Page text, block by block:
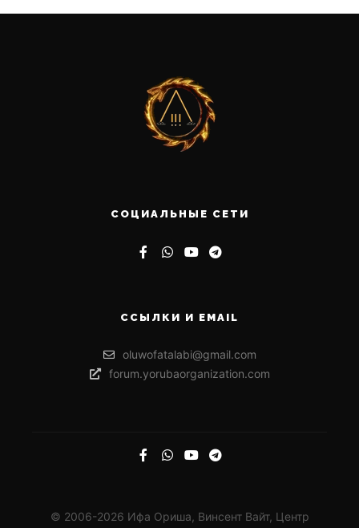
СОЦИАЛЬНЫЕ СЕТИ
ССЫЛКИ И EMAIL
oluwofatalabi@gmail.com
forum.yorubaorganization.com
© 2006-2026 Ифа Ориша, Винсент Вайт, Центр